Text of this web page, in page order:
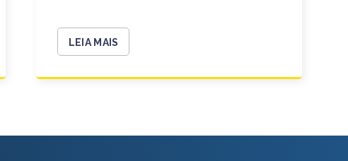
LEIA MAIS